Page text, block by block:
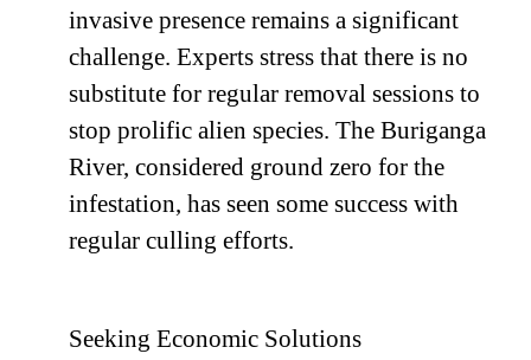
invasive presence remains a significant
challenge. Experts stress that there is no
substitute for regular removal sessions to
stop prolific alien species. The Buriganga
River, considered ground zero for the
infestation, has seen some success with
regular culling efforts.
Seeking Economic Solutions